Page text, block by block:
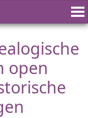
open